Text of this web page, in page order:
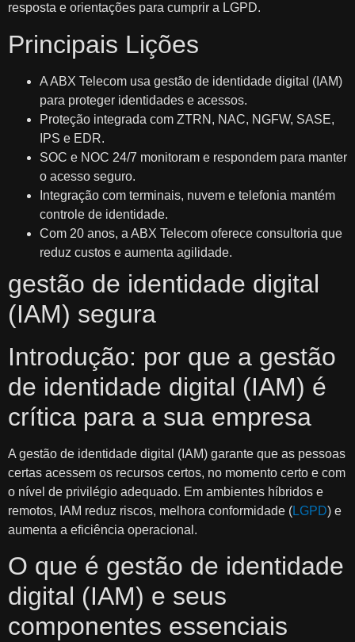
resposta e orientações para cumprir a LGPD.
Principais Lições
A ABX Telecom usa gestão de identidade digital (IAM)
para proteger identidades e acessos.
Proteção integrada com ZTRN, NAC, NGFW, SASE,
IPS e EDR.
SOC e NOC 24/7 monitoram e respondem para manter
o acesso seguro.
Integração com terminais, nuvem e telefonia mantém
controle de identidade.
Com 20 anos, a ABX Telecom oferece consultoria que
reduz custos e aumenta agilidade.
gestão de identidade digital
(IAM) segura
Introdução: por que a gestão
de identidade digital (IAM) é
crítica para a sua empresa
A gestão de identidade digital (IAM) garante que as pessoas
certas acessem os recursos certos, no momento certo e com
o nível de privilégio adequado. Em ambientes híbridos e
remotos, IAM reduz riscos, melhora conformidade (LGPD) e
aumenta a eficiência operacional.
O que é gestão de identidade
digital (IAM) e seus
componentes essenciais